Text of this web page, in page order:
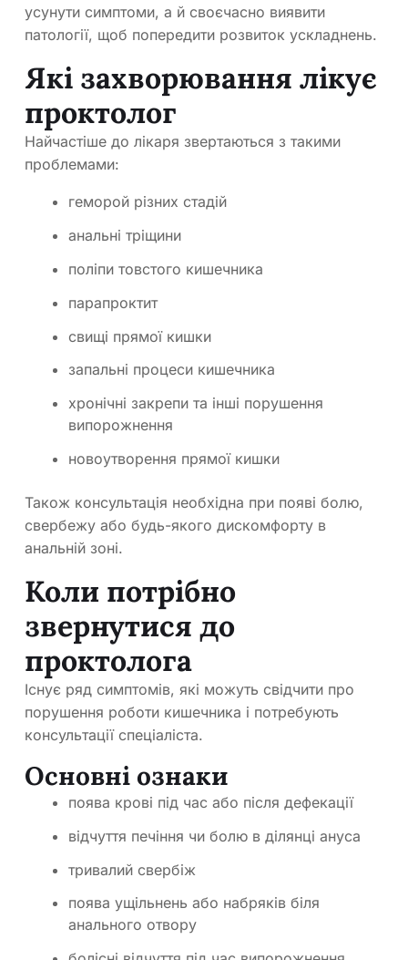
усунути симптоми, а й своєчасно виявити
патології, щоб попередити розвиток ускладнень.
Які захворювання лікує
проктолог
Найчастіше до лікаря звертаються з такими
проблемами:
геморой різних стадій
анальні тріщини
поліпи товстого кишечника
парапроктит
свищі прямої кишки
запальні процеси кишечника
хронічні закрепи та інші порушення
випорожнення
новоутворення прямої кишки
Також консультація необхідна при появі болю,
свербежу або будь-якого дискомфорту в
анальній зоні.
Коли потрібно
звернутися до
проктолога
Існує ряд симптомів, які можуть свідчити про
порушення роботи кишечника і потребують
консультації спеціаліста.
Основні ознаки
поява крові під час або після дефекації
відчуття печіння чи болю в ділянці ануса
тривалий свербіж
поява ущільнень або набряків біля
анального отвору